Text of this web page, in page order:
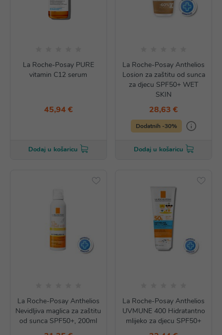
La Roche-Posay PURE
vitamin C12 serum
45,94 €
Dodaj u košaricu
La Roche-Posay Anthelios
Losion za zaštitu od sunca
za djecu SPF50+ WET
SKIN
28,63 €
Dodatnih -30%
Dodaj u košaricu
La Roche-Posay Anthelios
Nevidljiva maglica za zaštitu
od sunca SPF50+, 200ml
La Roche-Posay Anthelios
UVMUNE 400 Hidratantno
mlijeko za djecu SPF50+